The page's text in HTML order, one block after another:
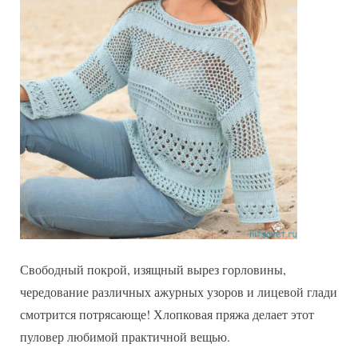
Свободный покрой, изящный вырез горловины,
чередование различных ажурных узоров и лицевой глади
смотрится потрясающе! Хлопковая пряжа делает этот
пуловер любимой практичной вещью.